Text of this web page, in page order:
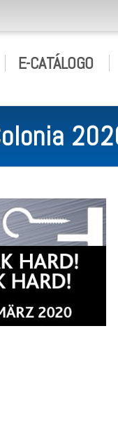
E-CATÁLOGO